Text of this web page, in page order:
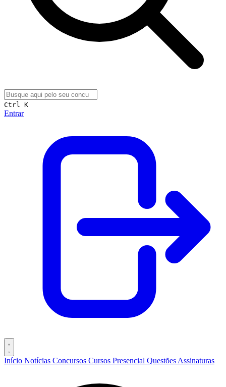
Ctrl K
Entrar
Início Notícias Concursos Cursos Presencial Questões Assinaturas